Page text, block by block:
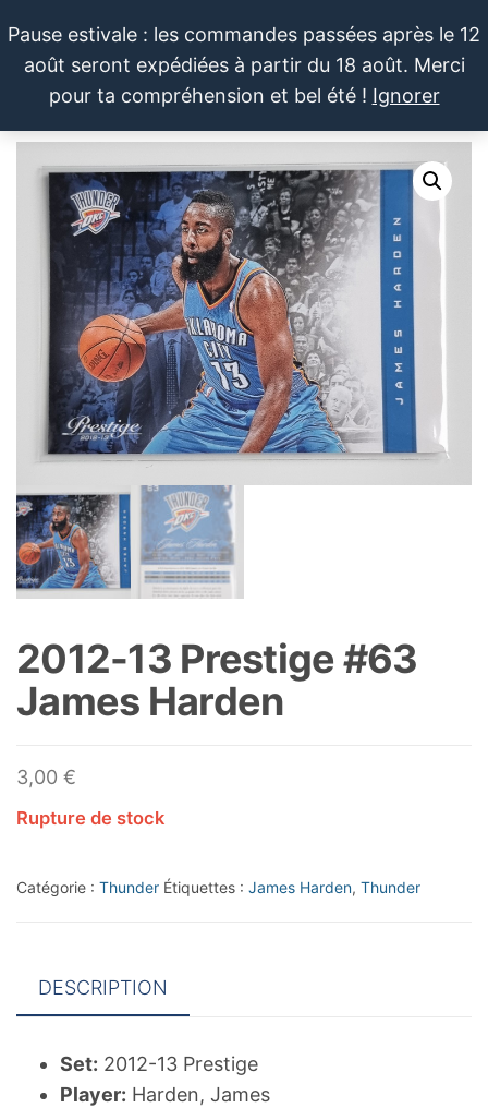
au
contenu
Pause estivale : les commandes passées après le 12
août seront expédiées à partir du 18 août. Merci
pour ta compréhension et bel été ! Ignorer
LE SPORTIF
DU
DIMANCHE®
Cartes
et
produits
autour
du
sport et
de la
pop
culture
2012-13 Prestige #63
James Harden
3,00 €
Rupture de stock
Catégorie : Thunder Étiquettes : James Harden, Thunder
DESCRIPTION
Set: 2012-13 Prestige
Player: Harden, James